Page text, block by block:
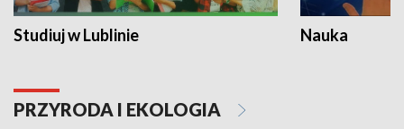
Studiuj w Lublinie Nauka
PRZYRODA I EKOLOGIA